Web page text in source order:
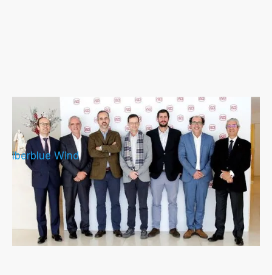
IberBlue Wind e ISQ se asocian para
promover la eólica marina en Portugal
Iberblue Wind